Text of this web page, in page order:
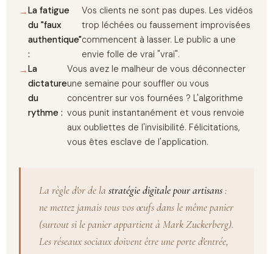
La fatigue
du "faux
authentique"
:
Vos clients ne sont pas dupes. Les vidéos
trop léchées ou faussement improvisées
commencent à lasser. Le public a une
envie folle de vrai "vrai".
La
dictature
du
rythme :
Vous avez le malheur de vous déconnecter
une semaine pour souffler ou vous
concentrer sur vos fournées ? L'algorithme
vous punit instantanément et vous renvoie
aux oubliettes de l'invisibilité. Félicitations,
vous êtes esclave de l'application.
La règle d'or de la stratégie digitale pour artisans:
ne mettez jamais tous vos œufs dans le même panier
(surtout si le panier appartient à Mark Zuckerberg).
Les réseaux sociaux doivent être une porte d'entrée,